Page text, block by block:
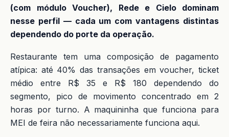
(com módulo Voucher), Rede e Cielo dominam
nesse perfil — cada um com vantagens distintas
dependendo do porte da operação.
Restaurante tem uma composição de pagamento
atípica: até 40% das transações em voucher, ticket
médio entre R$ 35 e R$ 180 dependendo do
segmento, pico de movimento concentrado em 2
horas por turno. A maquininha que funciona para
MEI de feira não necessariamente funciona aqui.